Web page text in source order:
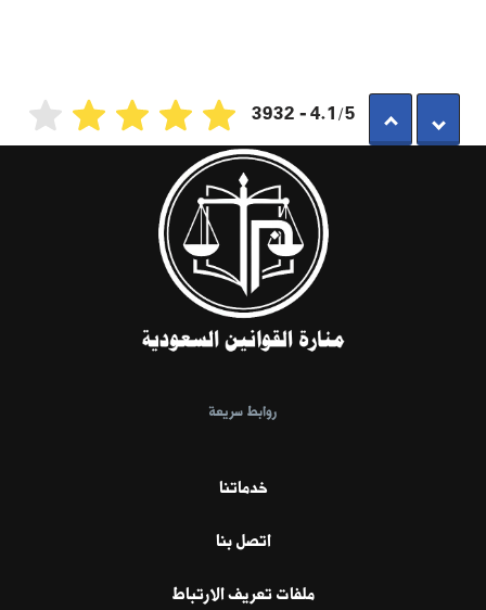
4.1/5 - 3932
روابط سريعة
خدماتنا
اتصل بنا
ملفات تعريف الارتباط